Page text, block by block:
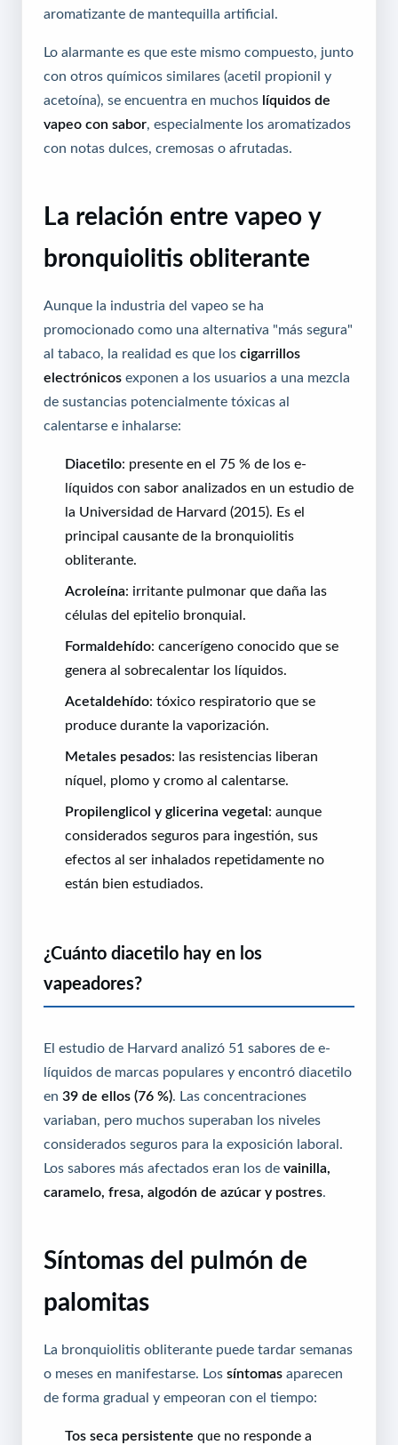
aromatizante de mantequilla artificial.
Lo alarmante es que este mismo compuesto, junto
con otros químicos similares (acetil propionil y
acetoína), se encuentra en muchos líquidos de
vapeo con sabor , especialmente los aromatizados
con notas dulces, cremosas o afrutadas.
La relación entre vapeo y
bronquiolitis obliterante
Aunque la industria del vapeo se ha
promocionado como una alternativa "más segura"
al tabaco, la realidad es que los cigarrillos
electrónicos exponen a los usuarios a una mezcla
de sustancias potencialmente tóxicas al
calentarse e inhalarse:
Diacetilo: presente en el 75 % de los e-
líquidos con sabor analizados en un estudio de
la Universidad de Harvard (2015). Es el
principal causante de la bronquiolitis
obliterante.
Acroleína: irritante pulmonar que daña las
células del epitelio bronquial.
Formaldehído: cancerígeno conocido que se
genera al sobrecalentar los líquidos.
Acetaldehído: tóxico respiratorio que se
produce durante la vaporización.
Metales pesados: las resistencias liberan
níquel, plomo y cromo al calentarse.
Propilenglicol y glicerina vegetal: aunque
considerados seguros para ingestión, sus
efectos al ser inhalados repetidamente no
están bien estudiados.
¿Cuánto diacetilo hay en los
vapeadores?
El estudio de Harvard analizó 51 sabores de e-
líquidos de marcas populares y encontró diacetilo
en 39 de ellos (76 %) . Las concentraciones
variaban, pero muchos superaban los niveles
considerados seguros para la exposición laboral.
Los sabores más afectados eran los de vainilla,
caramelo, fresa, algodón de azúcar y postres
Síntomas del pulmón de
palomitas
La bronquiolitis obliterante puede tardar semanas
o meses en manifestarse. Los síntomas aparecen
de forma gradual y empeoran con el tiempo:
Tos seca persistente que no responde a